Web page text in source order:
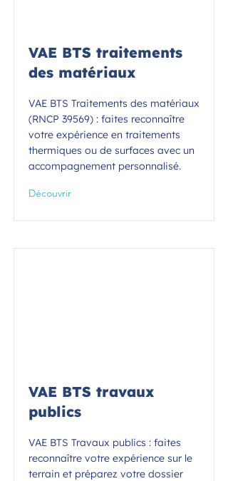
VAE BTS traitements
des matériaux
VAE BTS Traitements des matériaux
(RNCP 39569) : faites reconnaître
votre expérience en traitements
thermiques ou de surfaces avec un
accompagnement personnalisé.
Découvrir
VAE BTS travaux
publics
VAE BTS Travaux publics : faites
reconnaître votre expérience sur le
terrain et préparez votre dossier